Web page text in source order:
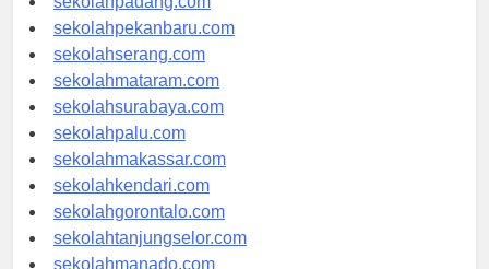
sekolahpadang.com
sekolahpekanbaru.com
sekolahserang.com
sekolahmataram.com
sekolahsurabaya.com
sekolahpalu.com
sekolahmakassar.com
sekolahkendari.com
sekolahgorontalo.com
sekolahtanjungselor.com